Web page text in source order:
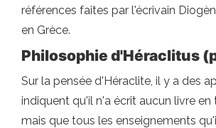
références faites par l'écrivain
en Grèce.
Philosophie d'Héraclitus
Sur la pensée d'Héraclite, il y a des
indiquent qu'il n'a écrit aucun livre en
mais que tous les enseignements